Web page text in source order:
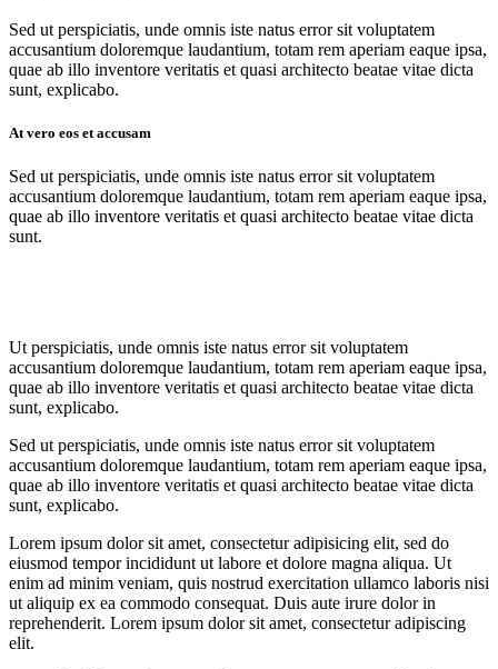
Sed ut perspiciatis, unde omnis iste natus error sit voluptatem
accusantium doloremque laudantium, totam rem aperiam eaque ipsa,
quae ab illo inventore veritatis et quasi architecto beatae vitae dicta
sunt, explicabo.
At vero eos et accusam
Sed ut perspiciatis, unde omnis iste natus error sit voluptatem
accusantium doloremque laudantium, totam rem aperiam eaque ipsa,
quae ab illo inventore veritatis et quasi architecto beatae vitae dicta
sunt.
Ut perspiciatis, unde omnis iste natus error sit voluptatem
accusantium doloremque laudantium, totam rem aperiam eaque ipsa,
quae ab illo inventore veritatis et quasi architecto beatae vitae dicta
sunt, explicabo.
Sed ut perspiciatis, unde omnis iste natus error sit voluptatem
accusantium doloremque laudantium, totam rem aperiam eaque ipsa,
quae ab illo inventore veritatis et quasi architecto beatae vitae dicta
sunt, explicabo.
Lorem ipsum dolor sit amet, consectetur adipisicing elit, sed do
eiusmod tempor incididunt ut labore et dolore magna aliqua. Ut
enim ad minim veniam, quis nostrud exercitation ullamco laboris nisi
ut aliquip ex ea commodo consequat. Duis aute irure dolor in
reprehenderit. Lorem ipsum dolor sit amet, consectetur adipiscing
elit.